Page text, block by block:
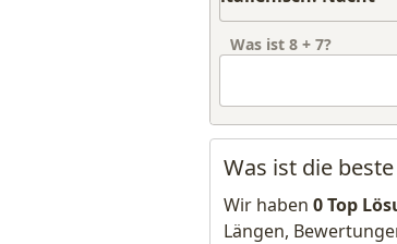
Was ist 8 + 7?
Was ist die
Wir haben 0 Top
Längen,